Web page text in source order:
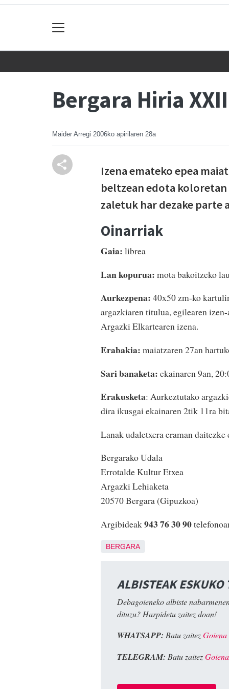
Bergara Hiria
Maider Arregi 2006ko apirilaren 28a
Izena emateko epea
beltzean edota koloretan
zaletuk har dezake parte
Oinarriak
Gaia: librea
Lan kopurua: mota bakoitzeko
Aurkezpena: 40x50 zm-ko
argazkiaren titulua, egilearen
Argazki Elkartearen izena.
Erabakia: maiatzaren 27an
Sari banaketa: ekainaren 9an,
Erakusketa: Aurkeztutako
dira ikusgai ekainaren 2tik 11ra
Lanak udaletxera eraman
Bergarako Udala
Errotalde Kultur Etxea
Argazki Lehiaketa
20570 Bergara (Gipuzkoa)
Argibideak943 76 30 90
BERGARA
ALBISTEAK ESKUKO
Debagoieneko albiste
dituzu? Harpidetu zaitez doan!
WHATSAPP: Batu zaitezGoiena
TELEGRAM: Batu zaitez